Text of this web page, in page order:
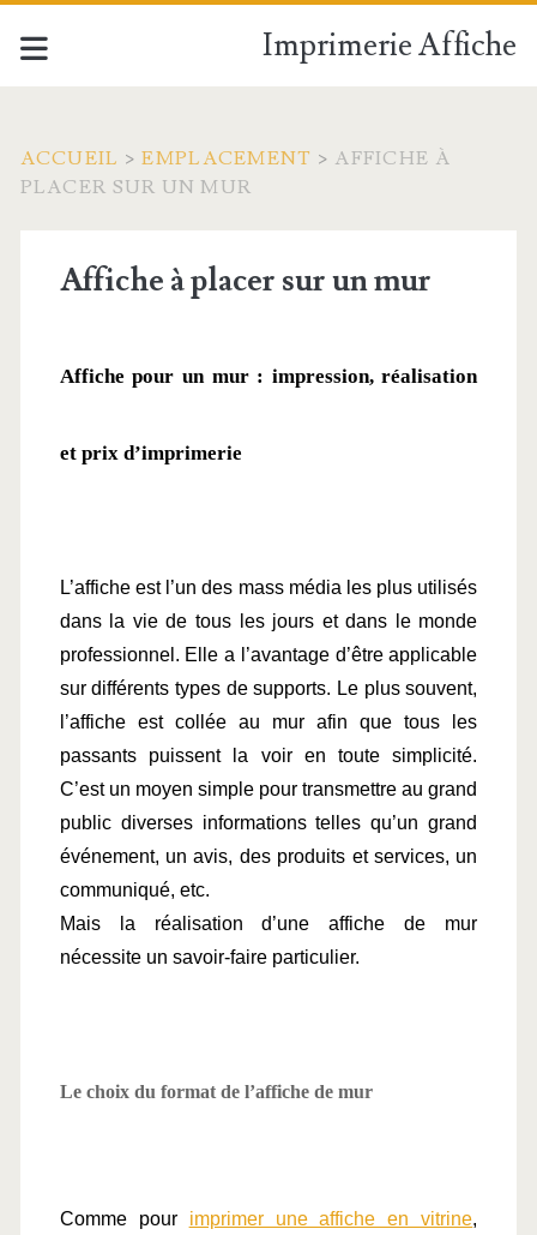
Imprimerie Affiche
ACCUEIL >EMPLACEMENT > AFFICHE À
PLACER SUR UN MUR
Affiche à placer sur un mur
Affiche pour un mur : impression, réalisation
et prix d’imprimerie
L’affiche est l’un des mass média les plus utilisés
dans la vie de tous les jours et dans le monde
professionnel. Elle a l’avantage d’être applicable
sur différents types de supports. Le plus souvent,
l’affiche est collée au mur afin que tous les
passants puissent la voir en toute simplicité.
C’est un moyen simple pour transmettre au grand
public diverses informations telles qu’un grand
événement, un avis, des produits et services, un
communiqué, etc.
Mais la réalisation d’une affiche de mur
nécessite un savoir-faire particulier.
Le choix du format de l’affiche de mur
Comme pour imprimer une affiche en vitrine,